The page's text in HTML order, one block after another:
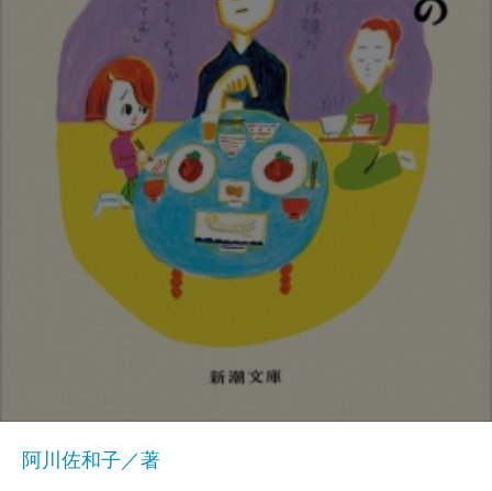
阿川佐和子／著